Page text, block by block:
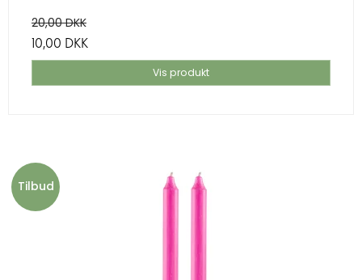
20,00 DKK
10,00 DKK
Vis produkt
Tilbud